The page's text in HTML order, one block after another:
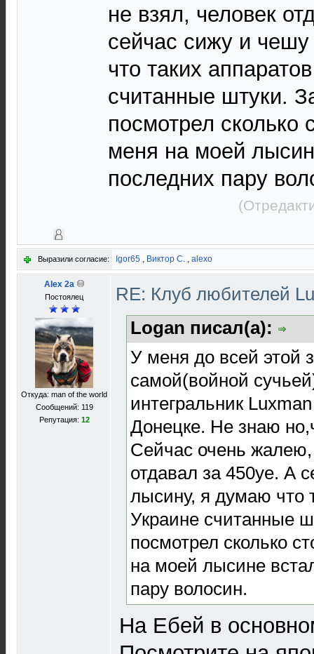
не взял, человек
сейчас сижу и
что таких
считанные штуки.
посмотрел сколько
меня на моей
последних пару
Выразили согласие: Igor65 , Виктор С. , alexo
Alex 2a
Постоялец
Откуда: man of the world
Сообщений: 119
Репутация: 12
RE: Клуб любителей
Logan писал(а):
У меня до всей этой
самой(войной
интегральник
Донецке. Не знаю
Сейчас очень жалею,
отдавал за 450уе. А
лысину, я думаю что
Украине считанные
посмотрел сколько
на моей лысине
пару волосин.
На Ебей в